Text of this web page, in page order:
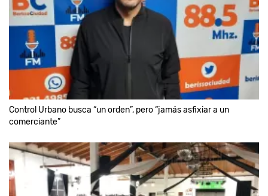
Control Urbano busca “un orden”, pero “jamás asfixiar a un
comerciante”